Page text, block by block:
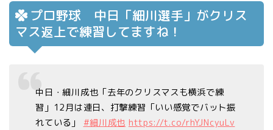
プロ野球 中日「細川選手」がクリス
マス返上で練習してますね！
中日・細川成也「去年のクリスマスも横浜で練
習」12月は連日、打撃練習「いい感覚でバット振
れている」 #細川成也 https://t.co/rhYJNcyuLv